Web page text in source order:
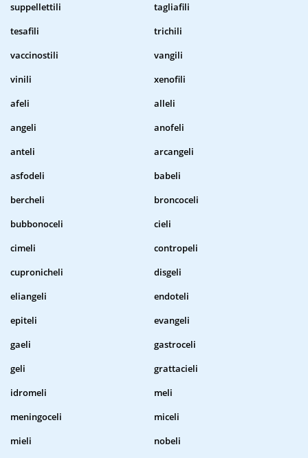
suppellettili
tagliafili
tesafili
trichili
vaccinostili
vangili
vinili
xenofili
afeli
alleli
angeli
anofeli
anteli
arcangeli
asfodeli
babeli
bercheli
broncoceli
bubbonoceli
cieli
cimeli
contropeli
cupronicheli
disgeli
eliangeli
endoteli
epiteli
evangeli
gaeli
gastroceli
geli
grattacieli
idromeli
meli
meningoceli
miceli
mieli
nobeli